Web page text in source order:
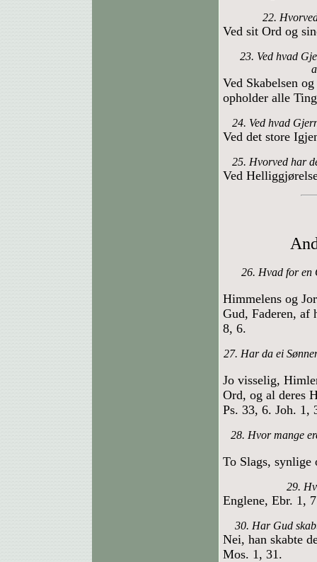
22.
Ved sit Ord og
23. Ved hvad
Ved Skabelsen
opholder alle
24. Ved hvad
Ved det store
25. Hvorved har
Ved
26. Hvad for en
Himmelens og
Gud, Faderen, af
8, 6.
27. Har da ei
Jo visselig,
Ord, og al deres
Ps. 33, 6. Joh. 1,
28. Hvor mange
To Slags,
29.
Englene, Ebr. 1,
30. Har Gud
Nei, han skabte
Mos. 1, 31.